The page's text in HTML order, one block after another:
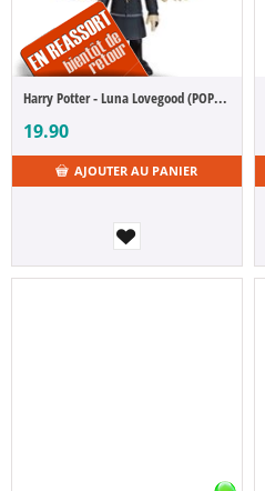
Harry Potter - Luna Lovegood (POP Figure)
19.90
AJOUTER AU PANIER